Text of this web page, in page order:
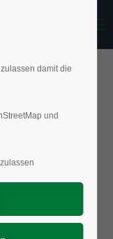
erlaubt. Bitte
damit die
und